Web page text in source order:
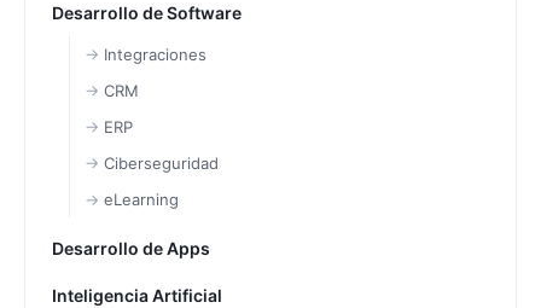
Desarrollo de Software
Integraciones
CRM
ERP
Ciberseguridad
eLearning
Desarrollo de Apps
Inteligencia Artificial